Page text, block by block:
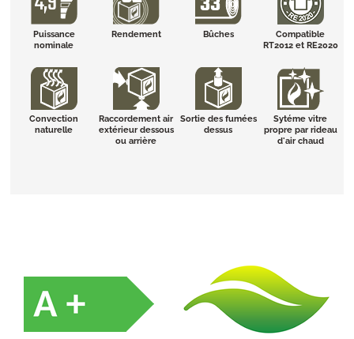
Puissance
nominale
Rendement Bûches
Compatible
RT2012 et RE2020
Convection
naturelle
Raccordement air
extérieur dessous
ou arrière
Sortie des fumées
dessus
Sytéme vitre
propre par rideau
d'air chaud